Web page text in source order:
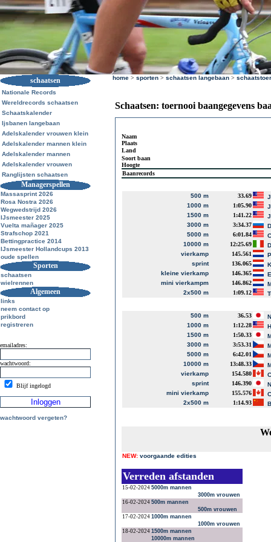
schaatsen
Nationale Records
Wereldrecords schaatsen
Schaatskalender
Ijsbanen langebaan
Adelskalender vrouwen klein
Adelskalender mannen klein
Adelskalender mannen
Adelskalender vrouwen
Ranglijsten schaatsen
Managerspellen
Massasprint 2026
Rosa Nostra 2026
Wegwedstrijd 2026
IJsmeester 2025
Vuelta mañager 2025
Strafschop 2021
Bettingpractice 2014
IJsmeester Hollandcups 2013
oude spellen
Sporten
schaatsen
wielrennen
Algemeen
links
neem contact op
prikbord
registreren
emailadres:
wachtwoord:
Blijf ingelogd
wachtwoord vergeten?
home > sporten > schaatsen langebaan >
Schaatsen: toernooi baangegevens
Naam
Plaats
Land
Soort baan
Hoogte
Baanrecords
500 m 33.69
1000 m
1:05.90
1500 m
1:41.22
3000 m
3:34.37
5000 m
6:01.84
10000 m
12:25.69
vierkamp
145.561
sprint
136.065
kleine vierkamp
146.365
mini vierkampm
146.862
2x500 m
1:09.12
500 m 36.53
1000 m
1:12.28
1500 m
1:50.33
3000 m
3:53.31
5000 m
6:42.01
10000 m
13:48.33
vierkamp
154.580
sprint
146.390
mini vierkamp
155.576
2x500 m
1:14.93
NEW: voorgaande edities
Verreden afstanden
15-02-2024 5000m mannen
3000m vrouwen
16-02-2024 500m mannen
500m vrouwen
17-02-2024 1000m mannen
1000m vrouwen
18-02-2024 1500m mannen
10000m mannen